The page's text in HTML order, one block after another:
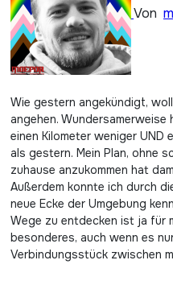
Von
Wie gestern angekündigt, wollte ich es heute etwas ruhiger
angehen.
einen Kilometer weniger UND
als gestern. Mein Plan, ohne
zuhause anzukommen hat
Außerdem konnte ich durch
neue Ecke der Umgebung
Wege zu entdecken ist ja für
besonderes, auch wenn es
Verbindungsstück zwischen